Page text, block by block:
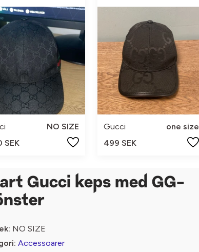
NO SIZE
SEK
Gucci
one size
499 SEK
Gucci keps med GG-
NO SIZE
Accessoarer